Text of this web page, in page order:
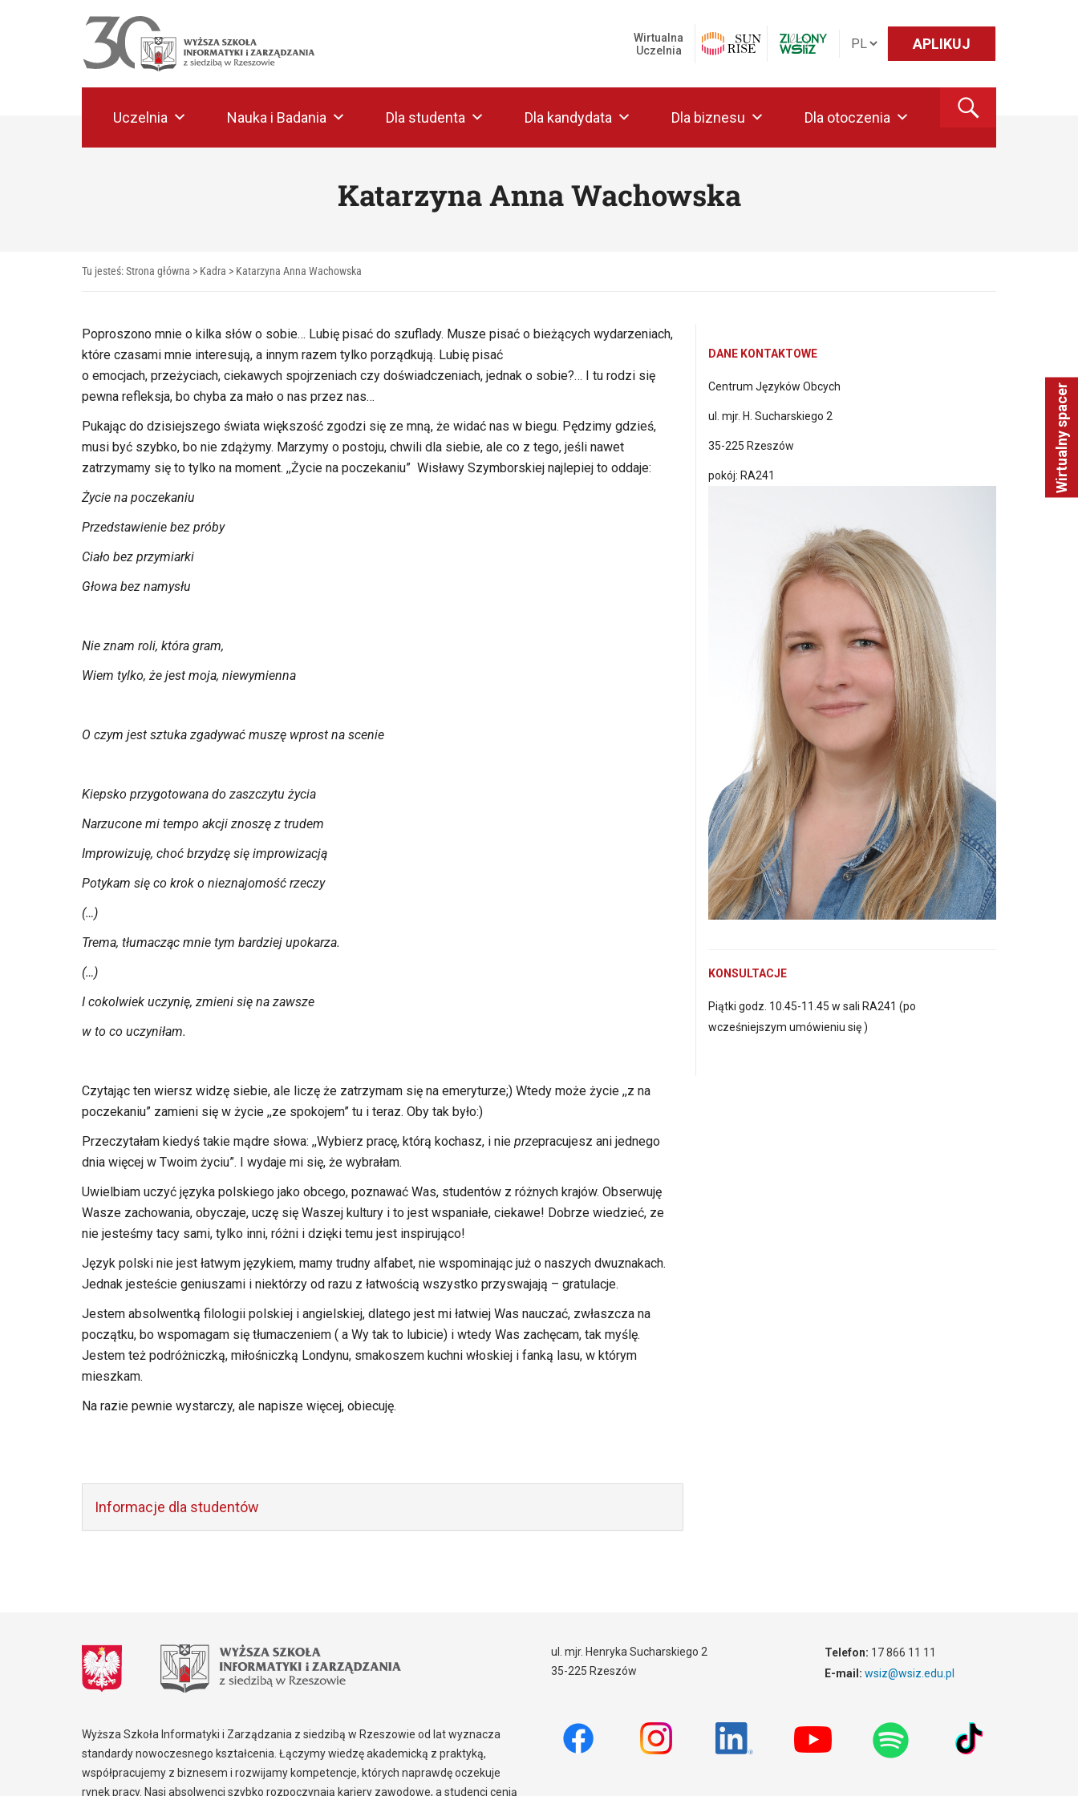
Wirtualny spacer
APLIKUJ
Wirtualna
Uczelnia
Uczelnia Nauka i Badania Dla studenta Dla kandydata Dla biznesu Dla otoczenia
Katarzyna Anna Wachowska
Tu jesteś:Strona główna > Kadra > Katarzyna Anna Wachowska
Poproszono mnie o kilka słów o sobie… Lubię pisać do szuflady. Musze pisać o bieżących wydarzeniach,
które czasami mnie interesują, a innym razem tylko porządkują. Lubię pisać
o emocjach, przeżyciach, ciekawych spojrzeniach czy doświadczeniach, jednak o sobie?… I tu rodzi się
pewna refleksja, bo chyba za mało o nas przez nas…
Pukając do dzisiejszego świata większość zgodzi się ze mną, że widać nas w biegu. Pędzimy gdzieś,
musi być szybko, bo nie zdążymy. Marzymy o postoju, chwili dla siebie, ale co z tego, jeśli nawet
zatrzymamy się to tylko na moment. ,,Życie na poczekaniu” Wisławy Szymborskiej najlepiej to oddaje:
Życie na poczekaniu
Przedstawienie bez próby
Ciało bez przymiarki
Głowa bez namysłu
Nie znam roli, która gram,
Wiem tylko, że jest moja, niewymienna
O czym jest sztuka zgadywać muszę wprost na scenie
Kiepsko przygotowana do zaszczytu życia
Narzucone mi tempo akcji znoszę z trudem
Improwizuję, choć brzydzę się improwizacją
Potykam się co krok o nieznajomość rzeczy
(…)
Trema, tłumacząc mnie tym bardziej upokarza.
(…)
I cokolwiek uczynię, zmieni się na zawsze
w to co uczyniłam.
Czytając ten wiersz widzę siebie, ale liczę że zatrzymam się na emeryturze;) Wtedy może życie ,,z na
poczekaniu” zamieni się w życie ,,ze spokojem” tu i teraz. Oby tak było:)
Przeczytałam kiedyś takie mądre słowa: ,,Wybierz pracę, którą kochasz, i nie przepracujesz ani jednego
dnia więcej w Twoim życiu”. I wydaje mi się, że wybrałam.
Uwielbiam uczyć języka polskiego jako obcego, poznawać Was, studentów z różnych krajów. Obserwuję
Wasze zachowania, obyczaje, uczę się Waszej kultury i to jest wspaniałe, ciekawe! Dobrze wiedzieć, ze
nie jesteśmy tacy sami, tylko inni, różni i dzięki temu jest inspirująco!
Język polski nie jest łatwym językiem, mamy trudny alfabet, nie wspominając już o naszych dwuznakach.
Jednak jesteście geniuszami i niektórzy od razu z łatwością wszystko przyswajają – gratulacje.
Jestem absolwentką filologii polskiej i angielskiej, dlatego jest mi łatwiej Was nauczać, zwłaszcza na
początku, bo wspomagam się tłumaczeniem ( a Wy tak to lubicie) i wtedy Was zachęcam, tak myślę.
Jestem też podróżniczką, miłośniczką Londynu, smakoszem kuchni włoskiej i fanką lasu, w którym
mieszkam.
Na razie pewnie wystarczy, ale napisze więcej, obiecuję.
Informacje dla studentów
DANE KONTAKTOWE
Centrum Języków Obcych
ul. mjr. H. Sucharskiego 2
35-225 Rzeszów
pokój: RA241
KONSULTACJE
Piątki godz. 10.45-11.45 w sali RA241 (po
wcześniejszym umówieniu się )
Wyższa Szkoła Informatyki i Zarządzania z siedzibą w Rzeszowie od lat wyznacza
standardy nowoczesnego kształcenia. Łączymy wiedzę akademicką z praktyką,
współpracujemy z biznesem i rozwijamy kompetencje, których naprawdę oczekuje
rynek pracy. Nasi absolwenci szybko rozpoczynają kariery zawodowe, a studenci cenią
ul. mjr. Henryka Sucharskiego 2
35-225 Rzeszów
Telefon: 17 866 11 11
E-mail: wsiz@wsiz.edu.pl